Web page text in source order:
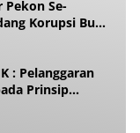
Se-
Korupsi Buat
: Pelanggaran
Prinsip